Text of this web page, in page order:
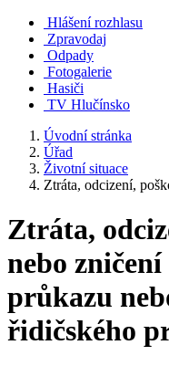
Hlášení rozhlasu
Zpravodaj
Odpady
Fotogalerie
Hasiči
TV Hlučínsko
Úvodní stránka
Úřad
Životní situace
Ztráta, odcizení,
Ztráta,
nebo
průkazu
řidičského